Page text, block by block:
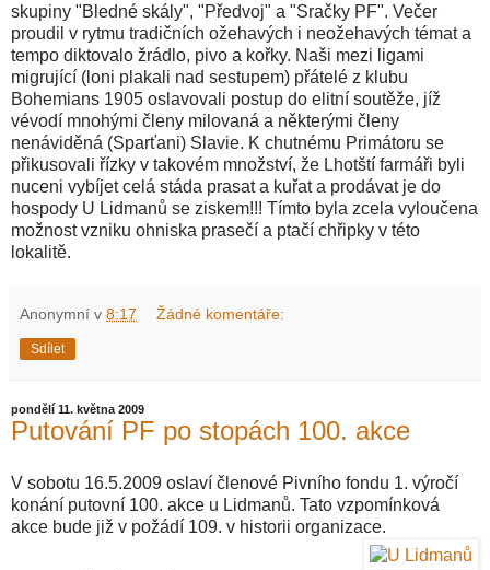
skupiny "Bledné skály", "Předvoj" a "Sračky PF". Večer
proudil v rytmu tradičních ožehavých i neožehavých témat a
tempo diktovalo žrádlo, pivo a kořky. Naši mezi ligami
migrující (loni plakali nad sestupem) přátelé z klubu
Bohemians 1905 oslavovali postup do elitní soutěže, jíž
vévodí mnohými členy milovaná a některými členy
nenáviděná (Sparťani) Slavie. K chutnému Primátoru se
přikusovali řízky v takovém množství, že Lhotští farmáři byli
nuceni vybíjet celá stáda prasat a kuřat a prodávat je do
hospody U Lidmanů se ziskem!!! Tímto byla zcela vyloučena
možnost vzniku ohniska prasečí a ptačí chřipky v této
lokalitě.
Anonymní v 8:17 Žádné komentáře:
Sdílet
pondělí 11. května 2009
Putování PF po stopách 100. akce
V sobotu 16.5.2009 oslaví členové Pivního fondu 1. výročí
konání putovní 100. akce u Lidmanů. Tato vzpomínková
akce bude již v požádí 109. v historii organizace.